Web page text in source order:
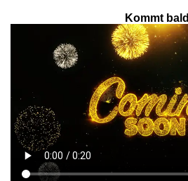
Kommt bald